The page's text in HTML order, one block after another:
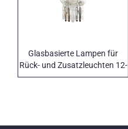
Glasbasierte Lampen für
Rück- und Zusatzleuchten 12-
24 V